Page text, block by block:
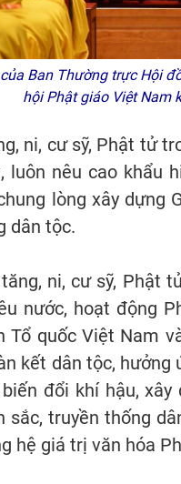
Ban Thường trực Hội
hội Phật giáo Việt Nam
ni, cư sỹ, Phật tử
luôn nêu cao khẩu
lòng xây dựng
dân tộc.
ni, cư sỹ, Phật
nước, hoạt động
Tổ quốc Việt Nam
kết dân tộc,
đổi khí hậu,
sắc, truyền thống
hệ giá trị văn hóa